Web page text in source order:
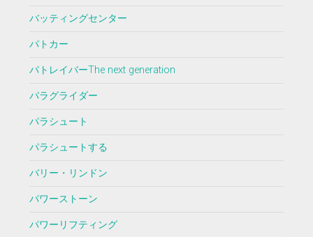
バッティングセンター
パトカー
パトレイバーThe next generation
パラグライダー
パラシュート
パラシュートする
バリー・リンドン
パワーストーン
パワーリフティング